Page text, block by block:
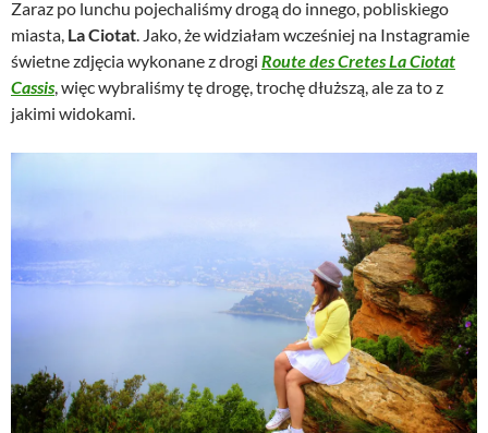
Zaraz po lunchu pojechaliśmy drogą do innego, pobliskiego
miasta, La Ciotat. Jako, że widziałam wcześniej na Instagramie
świetne zdjęcia wykonane z drogi Route des Cretes La Ciotat
Cassis, więc wybraliśmy tę drogę, trochę dłuższą, ale za to z
jakimi widokami.